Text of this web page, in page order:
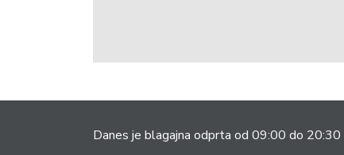
Danes je blagajna odprta od 09:00 do 20:30